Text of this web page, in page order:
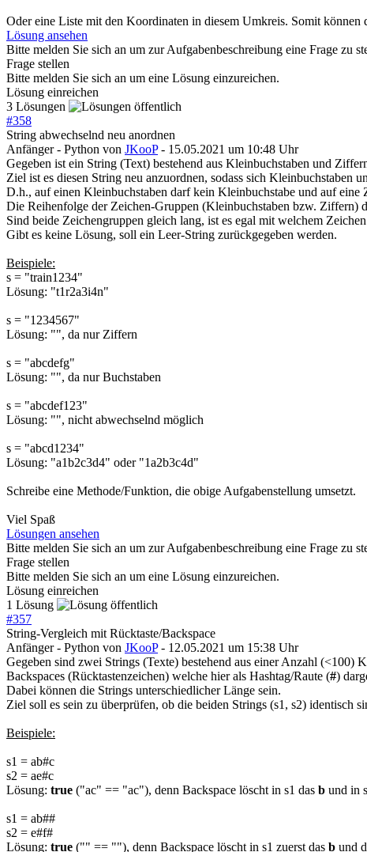
Oder eine Liste mit den Koordinaten in diesem Umkreis. Somit können
Lösung ansehen
Bitte melden Sie sich an um zur Aufgabenbeschreibung eine Frage zu
Frage stellen
Bitte melden Sie sich an um eine Lösung einzureichen.
Lösung einreichen
3 Lösungen
#358
String abwechselnd neu anordnen
Anfänger - Python von JKooP - 15.05.2021 um 10:48 Uhr
Gegeben ist ein String (Text) bestehend aus Kleinbuchstaben und
Ziel ist es diesen String neu anzuordnen, sodass sich Kleinbuchstaben
D.h., auf einen Kleinbuchstaben darf kein Kleinbuchstabe und auf
Die Reihenfolge der Zeichen-Gruppen (Kleinbuchstaben bzw. Ziffern)
Sind beide Zeichengruppen gleich lang, ist es egal mit welchem
Gibt es keine Lösung, soll ein Leer-String zurückgegeben werden.
Beispiele:
s = "train1234"
Lösung: "t1r2a3i4n"
s = "1234567"
Lösung: "", da nur Ziffern
s = "abcdefg"
Lösung: "", da nur Buchstaben
s = "abcdef123"
Lösung: "", nicht abwechselnd möglich
s = "abcd1234"
Lösung: "a1b2c3d4" oder "1a2b3c4d"
Schreibe eine Methode/Funktion, die obige Aufgabenstellung umsetzt.
Viel Spaß
Lösungen ansehen
Bitte melden Sie sich an um zur Aufgabenbeschreibung eine Frage zu
Frage stellen
Bitte melden Sie sich an um eine Lösung einzureichen.
Lösung einreichen
1 Lösung
#357
String-Vergleich mit Rücktaste/Backspace
Anfänger - Python von JKooP - 12.05.2021 um 15:38 Uhr
Gegeben sind zwei Strings (Texte) bestehend aus einer Anzahl (<100)
Backspaces (Rücktastenzeichen) welche hier als Hashtag/Raute (#)
Dabei können die Strings unterschiedlicher Länge sein.
Ziel soll es sein zu überprüfen, ob die beiden Strings (s1, s2) identisch
Beispiele:
s1 = ab#c
s2 = ae#c
Lösung: true ("ac" == "ac"), denn Backspace löscht in s1 das b und in
s1 = ab##
s2 = e#f#
Lösung: true ("" == ""), denn Backspace löscht in s1 zuerst das b und